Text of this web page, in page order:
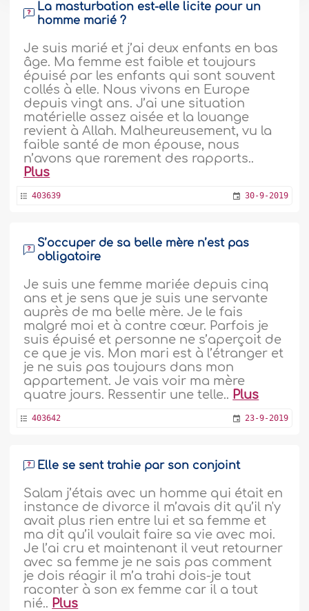
La masturbation est-elle licite pour un
homme marié ?
Je suis marié et j’ai deux enfants en bas
âge. Ma femme est faible et toujours
épuisé par les enfants qui sont souvent
collés à elle. Nous vivons en Europe
depuis vingt ans. J’ai une situation
matérielle assez aisée et la louange
revient à Allah. Malheureusement, vu la
faible santé de mon épouse, nous
n’avons que rarement des rapports..
Plus
403639 30-9-2019
S’occuper de sa belle mère n’est pas
obligatoire
Je suis une femme mariée depuis cinq
ans et je sens que je suis une servante
auprès de ma belle mère. Je le fais
malgré moi et à contre cœur. Parfois je
suis épuisé et personne ne s’aperçoit de
ce que je vis. Mon mari est à l’étranger et
je ne suis pas toujours dans mon
appartement. Je vais voir ma mère
quatre jours. Ressentir une telle.. Plus
403642 23-9-2019
Elle se sent trahie par son conjoint
Salam j’étais avec un homme qui était en
instance de divorce il m’avais dit qu’il n'y
avait plus rien entre lui et sa femme et
ma dit qu’il voulait faire sa vie avec moi.
Je l’ai cru et maintenant il veut retourner
avec sa femme je ne sais pas comment
je dois réagir il m’a trahi dois-je tout
raconter à son ex femme car il a tout
nié.. Plus